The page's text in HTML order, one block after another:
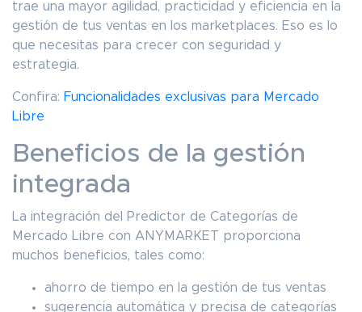
trae una mayor agilidad, practicidad y eficiencia en la
gestión de tus ventas en los marketplaces. Eso es lo
que necesitas para crecer con seguridad y
estrategia.
Confira: Funcionalidades exclusivas para Mercado
Libre
Beneficios de la gestión
integrada
La integración del Predictor de Categorías de
Mercado Libre con ANYMARKET proporciona
muchos beneficios, tales como:
ahorro de tiempo en la gestión de tus ventas
sugerencia automática y precisa de categorías